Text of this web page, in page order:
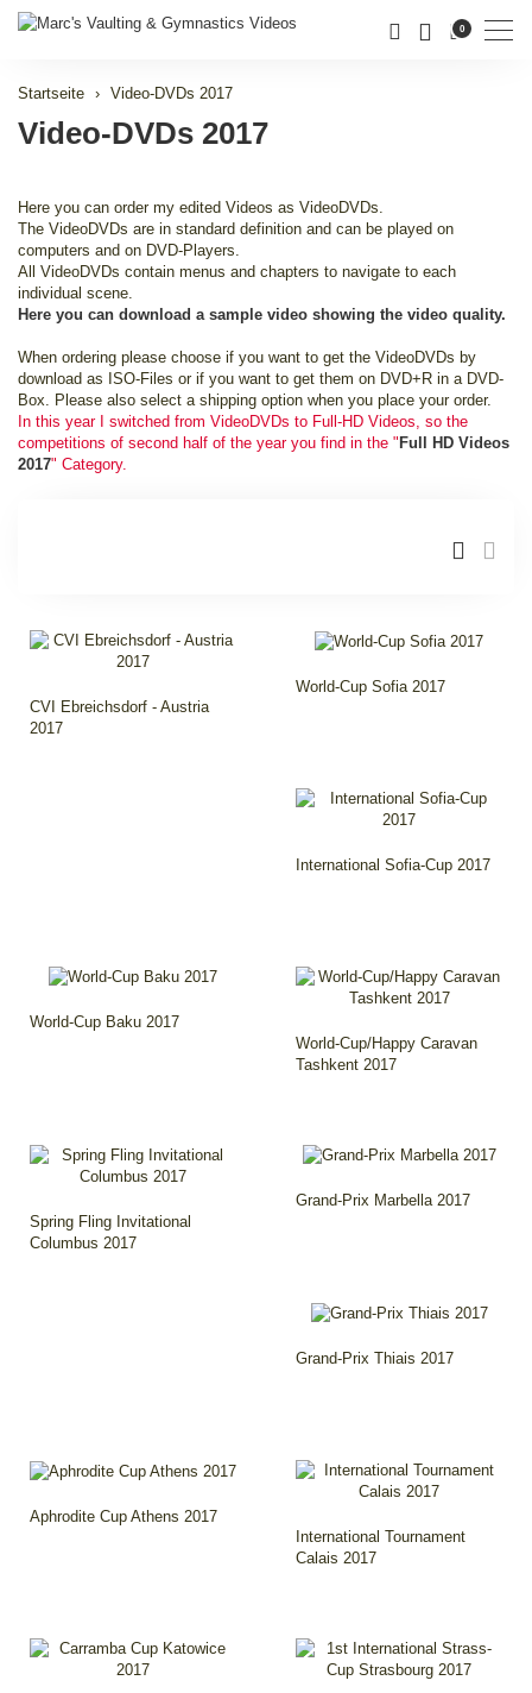
0
Startseite Video-DVDs 2017
Video-DVDs 2017
Here you can order my edited Videos as VideoDVDs.
The VideoDVDs are in standard definition and can be played on
computers and on DVD-Players.
All VideoDVDs contain menus and chapters to navigate to each
individual scene.
Here you can download a sample video showing the video quality.
When ordering please choose if you want to get the VideoDVDs by
download as ISO-Files or if you want to get them on DVD+R in a DVD-
Box. Please also select a shipping option when you place your order.
In this year I switched from VideoDVDs to Full-HD Videos, so the
competitions of second half of the year you find in the " Full HD Videos
2017" Category.
CVI Ebreichsdorf - Austria
2017
World-Cup Sofia 2017
International Sofia-Cup 2017
World-Cup Baku 2017
World-Cup/Happy Caravan
Tashkent 2017
Spring Fling Invitational
Columbus 2017
Grand-Prix Marbella 2017
Grand-Prix Thiais 2017
Aphrodite Cup Athens 2017
International Tournament
Calais 2017